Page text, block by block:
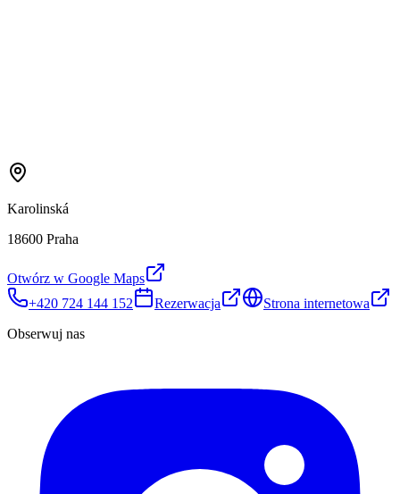
Karolinská
18600 Praha
Otwórz w Google Maps
+420 724 144 152
Rezerwacja
Strona internetowa
Obserwuj nas